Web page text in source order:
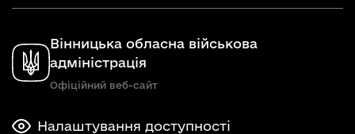
Вінницька обласна військова
адміністрація
Офіційний веб-сайт
Налаштування доступності